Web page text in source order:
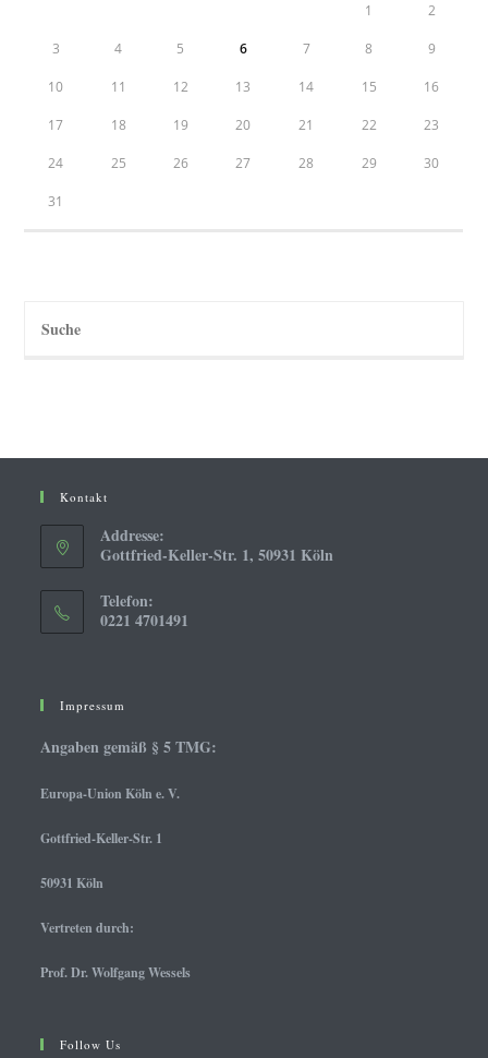
1 2
3 4 5 6 7 8 9
10 11 12 13 14 15 16
17 18 19 20 21 22 23
24 25 26 27 28 29 30
31
Kontakt
Addresse:
Gottfried-Keller-Str. 1, 50931 Köln
Telefon:
0221 4701491
Impressum
Angaben gemäß § 5 TMG:
Europa-Union Köln e. V.
Gottfried-Keller-Str. 1
50931 Köln
Vertreten durch:
Prof. Dr. Wolfgang Wessels
Follow Us